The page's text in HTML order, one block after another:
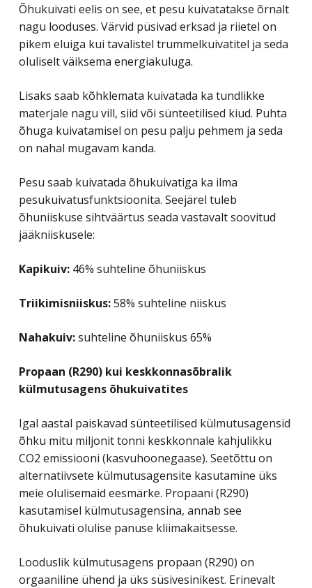
Õhukuivati eelis on see, et pesu kuivatatakse õrnalt
nagu looduses. Värvid püsivad erksad ja riietel on
pikem eluiga kui tavalistel trummelkuivatitel ja seda
oluliselt väiksema energiakuluga.
Lisaks saab kõhklemata kuivatada ka tundlikke
materjale nagu vill, siid või sünteetilised kiud. Puhta
õhuga kuivatamisel on pesu palju pehmem ja seda
on nahal mugavam kanda.
Pesu saab kuivatada õhukuivatiga ka ilma
pesukuivatusfunktsioonita. Seejärel tuleb
õhuniiskuse sihtväärtus seada vastavalt soovitud
jääkniiskusele:
Kapikuiv:46% suhteline õhuniiskus
Triikimisniiskus:58% suhteline niiskus
Nahakuiv:suhteline õhuniiskus 65%
Propaan (R290) kui keskkonnasõbralik
külmutusagens õhukuivatites
Igal aastal paiskavad sünteetilised külmutusagensid
õhku mitu miljonit tonni keskkonnale kahjulikku
CO2 emissiooni (kasvuhoonegaase). Seetõttu on
alternatiivsete külmutusagensite kasutamine üks
meie olulisemaid eesmärke. Propaani (R290)
kasutamisel külmutusagensina, annab see
õhukuivati ​​olulise panuse kliimakaitsesse.
Looduslik külmutusagens propaan (R290) on
orgaaniline ühend ja üks süsivesinikest. Erinevalt